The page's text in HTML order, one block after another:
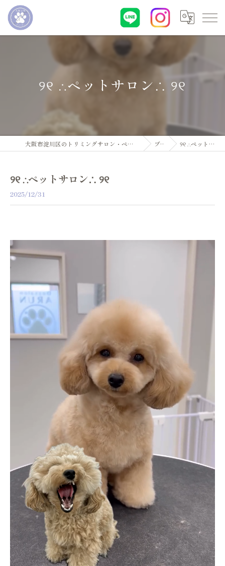
୨୧ ∴ペットサロン∴ ୨୧
大阪市淀川区のトリミングサロン・ペットサロンならDogsalon ARUN ブログ ୨୧ ∴ペットサロン∴ ୨୧
୨୧ ∴ペットサロン∴ ୨୧
2025/12/31